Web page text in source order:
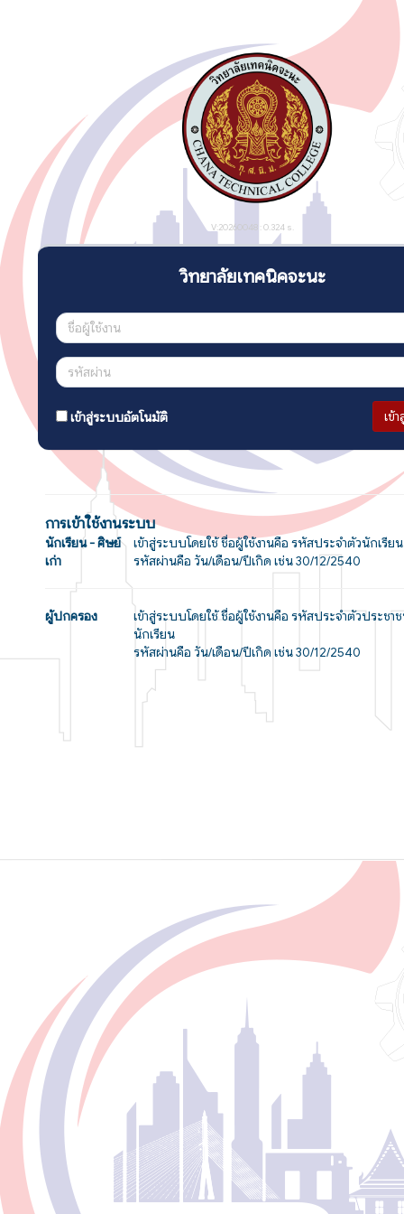
V:20260048 : 0.324 s.
วิทยาลัยเทคนิคจะนะ
เข้าสู่ระบบอัตโนมัติ เข้
การเข้าใช้งานระบบ
นักเรียน - ศิษย์
เก่า
เข้าสู่ระบบโดยใช้ ชื่อผู้ใช้งานคือ รหัสประจำตัวนักเรียน
รหัสผ่านคือ วัน/เดือน/ปีเกิด เช่น 30/12/2540
ผู้ปกครอง
เข้าสู่ระบบโดยใช้ ชื่อผู้ใช้งานคือ รหัสประจำตัวประชา
นักเรียน
รหัสผ่านคือ วัน/เดือน/ปีเกิด เช่น 30/12/2540